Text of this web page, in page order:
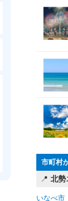
市町村
北勢
いなべ市